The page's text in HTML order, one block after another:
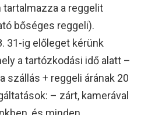
a reggelit
bőséges reggeli).
31-ig előleget kérünk
a tartózkodási idő alatt –
szállás + reggeli árának 20
– zárt, kamerával